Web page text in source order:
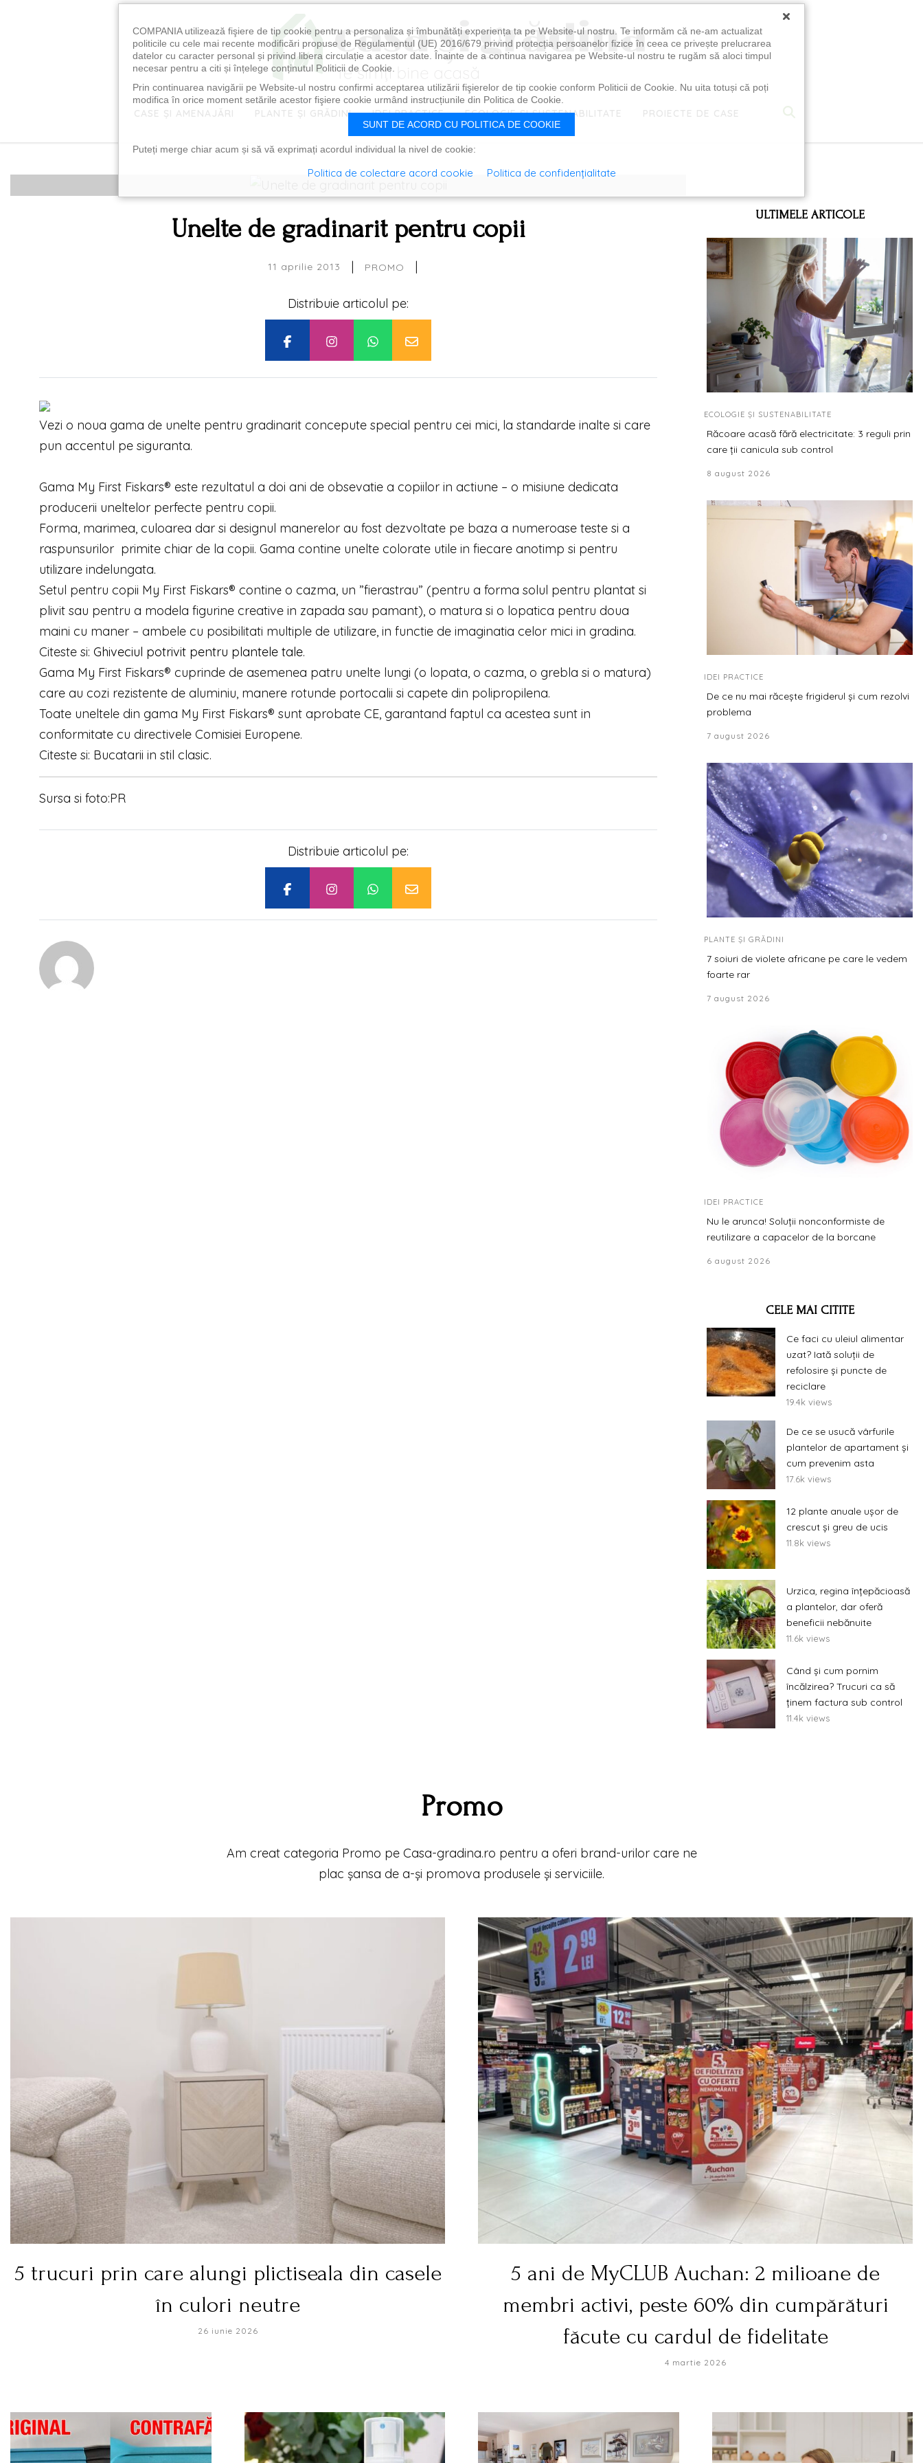
CASE ȘI AMENAJĂRI PLANTE ȘI GRĂDINI IDEI PRACTICE ECOLOGIE ȘI SUSTENABILITATE PROIECTE DE CASE
Unelte de gradinarit pentru copii
11 aprilie 2013 | PROMO |
Distribuie articolul pe:
Vezi o noua gama de unelte pentru gradinarit concepute special pentru cei mici, la standarde inalte si care
pun accentul pe siguranta.
Gama My First Fiskars® este rezultatul a doi ani de obsevatie a copiilor in actiune – o misiune dedicata
producerii uneltelor perfecte pentru copii.
Forma, marimea, culoarea dar si designul manerelor au fost dezvoltate pe baza a numeroase teste si a
raspunsurilor primite chiar de la copii. Gama contine unelte colorate utile in fiecare anotimp si pentru
utilizare indelungata.
Setul pentru copii My First Fiskars® contine o cazma, un ”fierastrau” (pentru a forma solul pentru plantat si
plivit sau pentru a modela figurine creative in zapada sau pamant), o matura si o lopatica pentru doua
maini cu maner – ambele cu posibilitati multiple de utilizare, in functie de imaginatia celor mici in gradina.
Citeste si: Ghiveciul potrivit pentru plantele tale.
Gama My First Fiskars® cuprinde de asemenea patru unelte lungi (o lopata, o cazma, o grebla si o matura)
care au cozi rezistente de aluminiu, manere rotunde portocalii si capete din polipropilena.
Toate uneltele din gama My First Fiskars® sunt aprobate CE, garantand faptul ca acestea sunt in
conformitate cu directivele Comisiei Europene.
Citeste si: Bucatarii in stil clasic.
Sursa si foto:PR
Distribuie articolul pe:
ULTIMELE ARTICOLE
ECOLOGIE ȘI SUSTENABILITATE
Răcoare acasă fără electricitate: 3 reguli prin
care ții canicula sub control
8 august 2026
IDEI PRACTICE
De ce nu mai răcește frigiderul și cum rezolvi
problema
7 august 2026
PLANTE ȘI GRĂDINI
7 soiuri de violete africane pe care le vedem
foarte rar
7 august 2026
IDEI PRACTICE
Nu le arunca! Soluții nonconformiste de
reutilizare a capacelor de la borcane
6 august 2026
CELE MAI CITITE
Ce faci cu uleiul alimentar
uzat? Iată soluții de
refolosire și puncte de
reciclare
19.4k views
De ce se usucă vârfurile
plantelor de apartament și
cum prevenim asta
17.6k views
12 plante anuale ușor de
crescut și greu de ucis
11.8k views
Urzica, regina înțepăcioasă
a plantelor, dar oferă
beneficii nebănuite
11.6k views
Când și cum pornim
încălzirea? Trucuri ca să
ținem factura sub control
11.4k views
Promo
Am creat categoria Promo pe Casa-gradina.ro pentru a oferi brand-urilor care ne
plac șansa de a-și promova produsele și serviciile.
5 trucuri prin care alungi plictiseala din casele
în culori neutre
26 iunie 2026
5 ani de MyCLUB Auchan: 2 milioane de
membri activi, peste 60% din cumpărături
făcute cu cardul de fidelitate
4 martie 2026
×
COMPANIA utilizează fişiere de tip cookie pentru a personaliza și îmbunătăți experiența ta pe Website-ul nostru. Te informăm că ne-am actualizat
politicile cu cele mai recente modificări propuse de Regulamentul (UE) 2016/679 privind protecția persoanelor fizice în ceea ce privește prelucrarea
datelor cu caracter personal și privind libera circulație a acestor date. Înainte de a continua navigarea pe Website-ul nostru te rugăm să aloci timpul
necesar pentru a citi și înțelege conținutul Politicii de Cookie.
Prin continuarea navigării pe Website-ul nostru confirmi acceptarea utilizării fişierelor de tip cookie conform Politicii de Cookie. Nu uita totuși că poți
modifica în orice moment setările acestor fişiere cookie urmând instrucțiunile din Politica de Cookie.
SUNT DE ACORD CU POLITICA DE COOKIE
Puteți merge chiar acum și să vă exprimați acordul individual la nivel de cookie:
Politica de colectare acord cookie Politica de confidențialitate